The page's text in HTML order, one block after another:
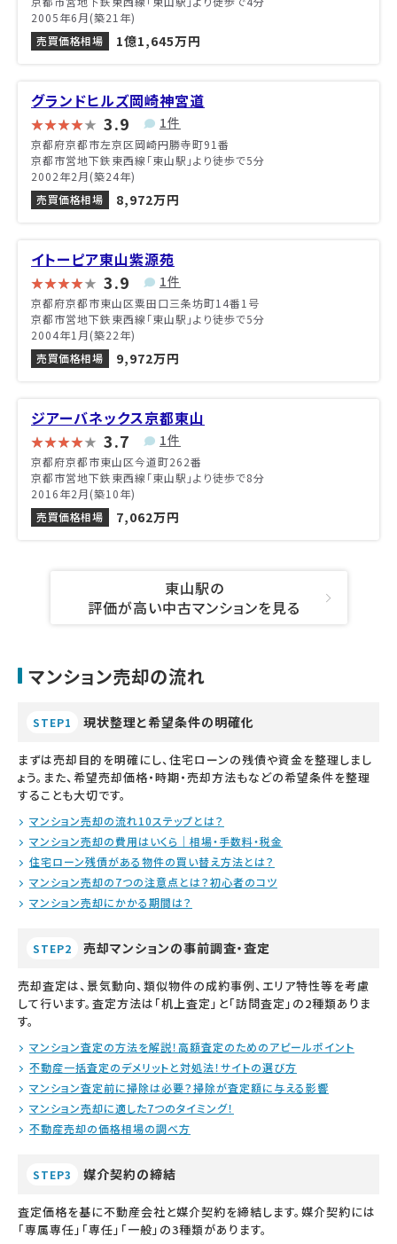
2005年6月(築21年)
売買価格相場
1億1,645万円
グランドヒルズ岡崎神宮道
3.9 1件
京都府京都市左京区岡崎円勝寺町91番
京都市営地下鉄東西線「東山駅」より徒歩で5分
2002年2月(築24年)
売買価格相場
8,972万円
イトーピア東山紫源苑
3.9 1件
京都府京都市東山区粟田口三条坊町14番1号
京都市営地下鉄東西線「東山駅」より徒歩で5分
2004年1月(築22年)
売買価格相場
9,972万円
ジアーバネックス京都東山
3.7 1件
京都府京都市東山区今道町262番
京都市営地下鉄東西線「東山駅」より徒歩で8分
2016年2月(築10年)
売買価格相場
7,062万円
東山駅の
評価が高い中古マンションを見る
マンション売却の流れ
STEP1 現状整理と希望条件の明確化
まずは売却目的を明確にし、住宅ローンの残債や資金を整理しまし
ょう。また、希望売却価格・時期・売却方法もなどの希望条件を整理
することも大切です。
マンション売却の流れ10ステップとは？
マンション売却の費用はいくら｜相場・手数料・税金
住宅ローン残債がある物件の買い替え方法とは？
マンション売却の7つの注意点とは？初心者のコツ
マンション売却にかかる期間は？
STEP2 売却マンションの事前調査・査定
売却査定は、景気動向、類似物件の成約事例、エリア特性等を考慮
して行います。査定方法は「机上査定」と「訪問査定」の2種類ありま
す。
マンション査定の方法を解説！高額査定のためのアピールポイント
不動産一括査定のデメリットと対処法！サイトの選び方
マンション査定前に掃除は必要？掃除が査定額に与える影響
マンション売却に適した7つのタイミング！
不動産売却の価格相場の調べ方
STEP3 媒介契約の締結
査定価格を基に不動産会社と媒介契約を締結します。媒介契約には
「専属専任」「専任」「一般」の3種類があります。